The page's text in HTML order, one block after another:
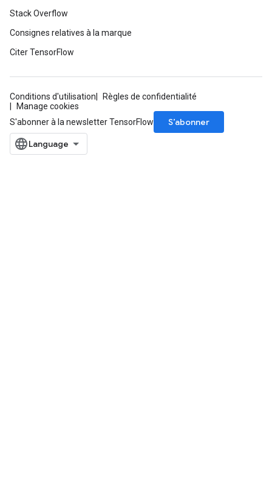
Stack Overflow
Consignes relatives à la marque
Citer TensorFlow
Conditions d'utilisation
Règles de confidentialité
Manage cookies
S'abonner à la newsletter TensorFlow
S’abonner